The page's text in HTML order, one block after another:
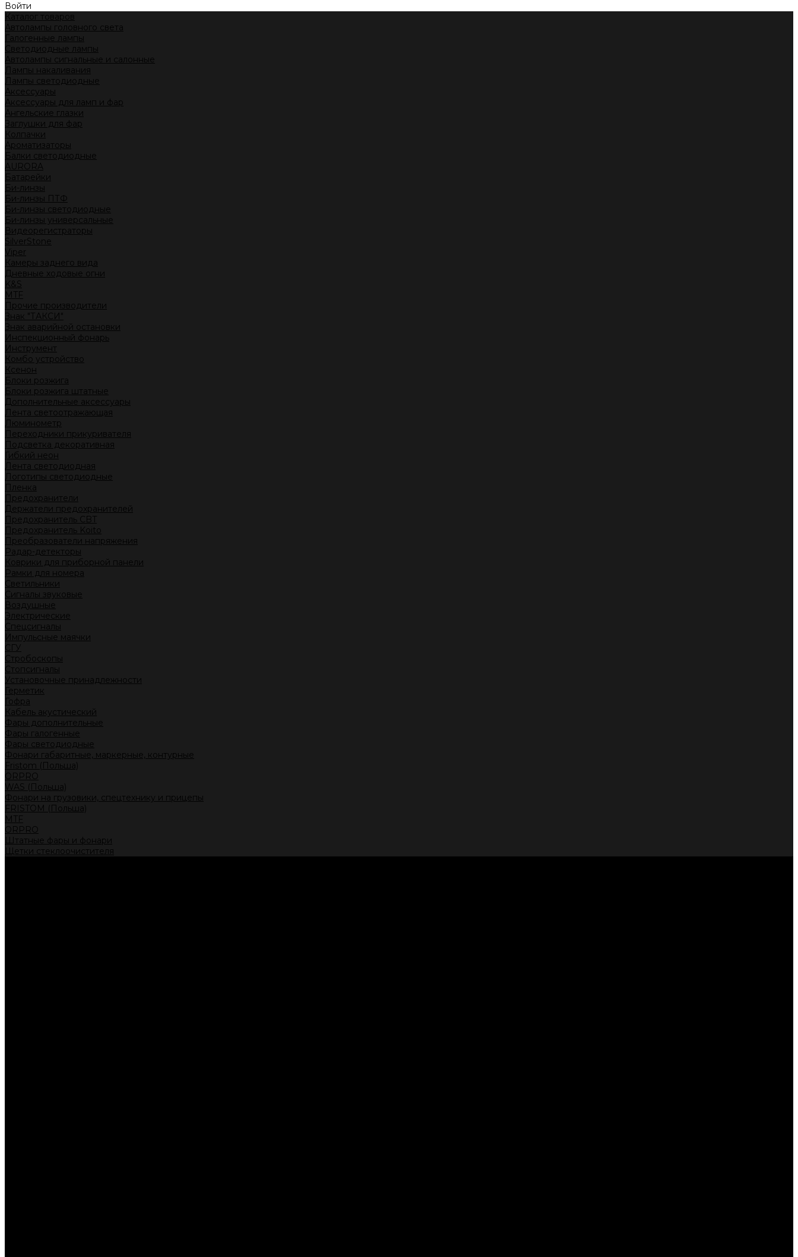
Войти
Каталог товаров
Автолампы головного света
Галогенные лампы
Светодиодные лампы
Автолампы сигнальные и салонные
Лампы накаливания
Лампы светодиодные
Аксессуары
Аксессуары для ламп и фар
Ангельские глазки
Заглушки для фар
Колпачки
Ароматизаторы
Балки светодиодные
AURORA
Батарейки
Би-линзы
Би-линзы ПТФ
Би-линзы светодиодные
Би-линзы универсальные
Видеорегистраторы
SilverStone
Viper
Камеры заднего вида
Дневные ходовые огни
K&S
MTF
Прочие производители
Знак "ТАКСИ"
Знак аварийной остановки
Инспекционный фонарь
Инструмент
Комбо устройство
Ксенон
Блоки розжига
Блоки розжига штатные
Дополнительные аксессуары
Лента светоотражающая
Люминометр
Переходники прикуривателя
Подсветка декоративная
Гибкий неон
Лента светодиодная
Логотипы светодиодные
Пленка
Предохранители
Держатели предохранителей
Предохранитель CBT
Предохранитель Koito
Преобразователи напряжения
Радар-детекторы
Коврики для приборной панели
Рамки для номера
Светильники
Сигналы звуковые
Воздушные
Электрические
Спецсигналы
Импульсные маячки
СГУ
Стробоскопы
Стопсигналы
Установочные принадлежности
Герметик
Гофра
Кабель акустический
Фары дополнительные
Фары галогенные
Фары светодиодные
Фонари габаритные, маркерные, контурные
Fristom (Польша)
ORPRO
WAS (Польша)
Фонари на грузовики, спецтехнику и прицепы
FRISTOM (Польша)
MTF
ORPRO
Штатные фары и фонари
Щетки стеклоочистителя